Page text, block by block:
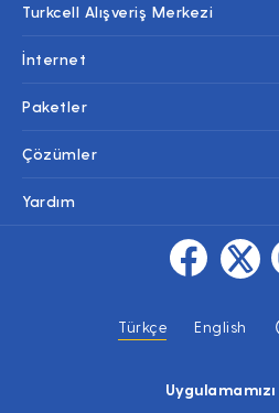
Turkcell Alışveriş Merkezi
İnternet
Paketler
Çözümler
Yardım
Türkçe English